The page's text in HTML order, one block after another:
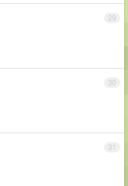
29
30
31